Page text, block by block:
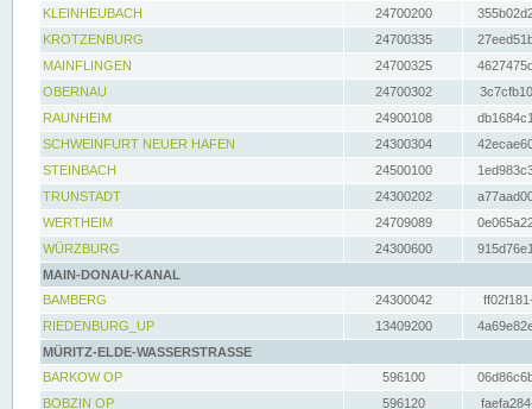
KLEINHEUBACH 24700200
KROTZENBURG
24700335
MAINFLINGEN
24700325
OBERNAU
24700302
RAUNHEIM
24900108
SCHWEINFURT NEUER HAFEN
24300304
STEINBACH
24500100
TRUNSTADT
24300202
WERTHEIM
24709089
WÜRZBURG
24300600
MAIN-DONAU-KANAL
BAMBERG
24300042
RIEDENBURG_UP
13409200
MÜRITZ-ELDE-WASSERSTRASSE
BARKOW OP
596100
BOBZIN OP
596120